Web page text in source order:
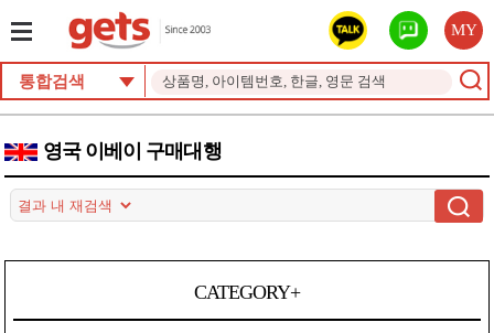
MY
통합검색
영국 이베이 구매대행
CATEGORY+